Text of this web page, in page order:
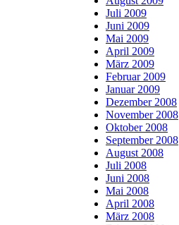
Juli 2009
Juni 2009
Mai 2009
April 2009
März 2009
Februar 2009
Januar 2009
Dezember 2008
November 2008
Oktober 2008
September 2008
August 2008
Juli 2008
Juni 2008
Mai 2008
April 2008
März 2008